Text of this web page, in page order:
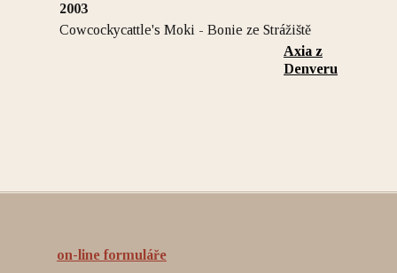
2003
Cowcockycattle's Moki - Bonie ze Strážiště
Axia z
Denveru
on-line formuláře